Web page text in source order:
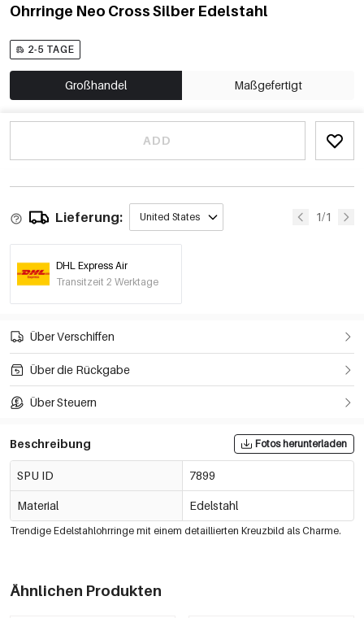
Ohrringe Neo Cross Silber Edelstahl
2-5 TAGE
Großhandel Maßgefertigt
ADD
Lieferung: United States 1/1
DHL Express Air
Transitzeit 2 Werktage
Über Verschiffen
Über die Rückgabe
Über Steuern
Beschreibung Fotos herunterladen
SPU ID 7899
Material Edelstahl
Trendige Edelstahlohrringe mit einem detaillierten Kreuzbild als Charme.
Ähnlichen Produkten